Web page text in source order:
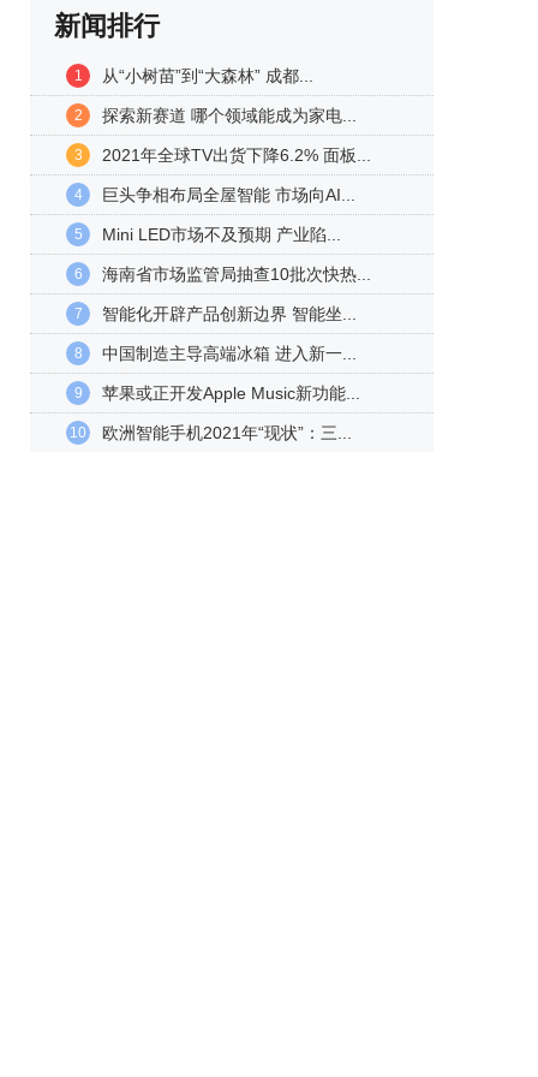
新闻排行
1 从“小树苗”到“大森林” 成都...
2 探索新赛道 哪个领域能成为家电...
3 2021年全球TV出货下降6.2% 面板...
4 巨头争相布局全屋智能 市场向AI...
5 Mini LED市场不及预期 产业陷...
6 海南省市场监管局抽查10批次快热...
7 智能化开辟产品创新边界 智能坐...
8 中国制造主导高端冰箱 进入新一...
9 苹果或正开发Apple Music新功能...
10 欧洲智能手机2021年“现状”：三...